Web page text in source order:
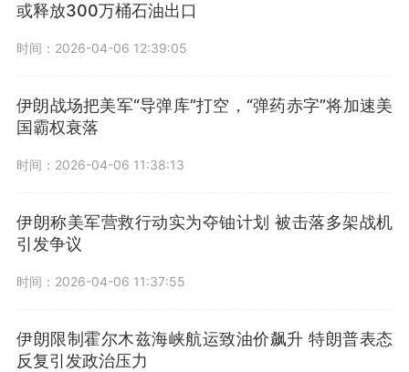
或释放300万桶石油出口
时间：2026-04-06 12:39:05
伊朗战场把美军“导弹库”打空，“弹药赤字”将加速美
国霸权衰落
时间：2026-04-06 11:38:13
伊朗称美军营救行动实为夺铀计划 被击落多架战机
引发争议
时间：2026-04-06 11:37:55
伊朗限制霍尔木兹海峡航运致油价飙升 特朗普表态
反复引发政治压力